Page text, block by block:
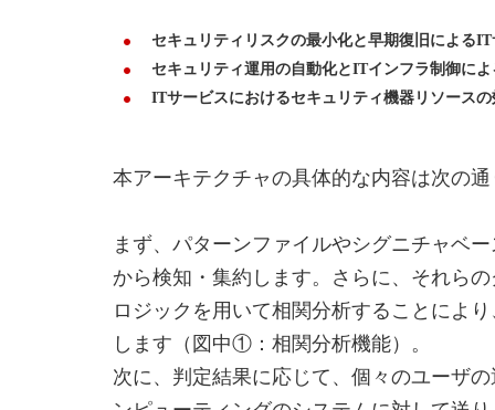
セキュリティリスクの最小化と早期復旧による
セキュリティ運用の自動化とITインフラ制御に
ITサービスにおけるセキュリティ機器リソース
本アーキテクチャの具体的な内容は次の
まず、パターンファイルやシグニチャベ
から検知・集約します。さらに、それら
ロジックを用いて相関分析することによ
します（図中①：相関分析機能）。
次に、判定結果に応じて、個々のユーザ